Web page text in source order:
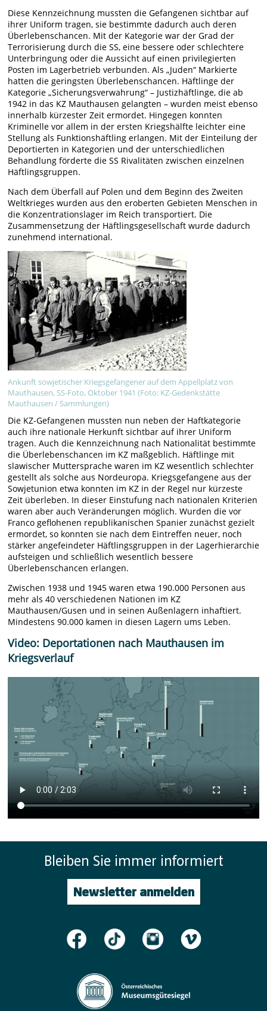
Diese Kennzeichnung mussten die Gefangenen sichtbar auf
ihrer Uniform tragen, sie bestimmte dadurch auch deren
Überlebenschancen. Mit der Kategorie war der Grad der
Terrorisierung durch die SS, eine bessere oder schlechtere
Unterbringung oder die Aussicht auf einen privilegierten
Posten im Lagerbetrieb verbunden. Als „Juden“ Markierte
hatten die geringsten Überlebenschancen. Häftlinge der
Kategorie „Sicherungsverwahrung“ – Justizhäftlinge, die ab
1942 in das KZ Mauthausen gelangten – wurden meist ebenso
innerhalb kürzester Zeit ermordet. Hingegen konnten
Kriminelle vor allem in der ersten Kriegshälfte leichter eine
Stellung als Funktionshäftling erlangen. Mit der Einteilung der
Deportierten in Kategorien und der unterschiedlichen
Behandlung förderte die SS Rivalitäten zwischen einzelnen
Häftlingsgruppen.
Nach dem Überfall auf Polen und dem Beginn des Zweiten
Weltkrieges wurden aus den eroberten Gebieten Menschen in
die Konzentrationslager im Reich transportiert. Die
Zusammensetzung der Häftlingsgesellschaft wurde dadurch
zunehmend international.
Ankunft sowjetischer Kriegsgefangener auf dem Appellplatz von
Mauthausen, SS-Foto, Oktober 1941 (Foto: KZ-Gedenkstätte
Mauthausen / Sammlungen)
Die KZ-Gefangenen mussten nun neben der Haftkategorie
auch ihre nationale Herkunft sichtbar auf ihrer Uniform
tragen. Auch die Kennzeichnung nach Nationalität bestimmte
die Überlebenschancen im KZ maßgeblich. Häftlinge mit
slawischer Muttersprache waren im KZ wesentlich schlechter
gestellt als solche aus Nordeuropa. Kriegsgefangene aus der
Sowjetunion etwa konnten im KZ in der Regel nur kürzeste
Zeit überleben. In dieser Einstufung nach nationalen Kriterien
waren aber auch Veränderungen möglich. Wurden die vor
Franco geflohenen republikanischen Spanier zunächst gezielt
ermordet, so konnten sie nach dem Eintreffen neuer, noch
stärker angefeindeter Häftlingsgruppen in der Lagerhierarchie
aufsteigen und schließlich wesentlich bessere
Überlebenschancen erlangen.
Zwischen 1938 und 1945 waren etwa 190.000 Personen aus
mehr als 40 verschiedenen Nationen im KZ
Mauthausen/Gusen und in seinen Außenlagern inhaftiert.
Mindestens 90.000 kamen in diesen Lagern ums Leben.
Video: Deportationen nach Mauthausen im
Kriegsverlauf
Bleiben Sie immer informiert
Newsletter anmelden